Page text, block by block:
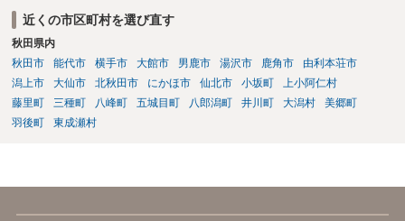
近くの市区町村を選び直す
秋田県内
秋田市
能代市 横手市 大館市 男鹿市 湯沢市 鹿角市
由利本荘市
潟上市
大仙市 北秋田市 にかほ市 仙北市 小坂町
上小阿仁村
藤里町
三種町 八峰町 五城目町 八郎潟町 井川町 大潟村
美郷町
羽後町
東成瀬村